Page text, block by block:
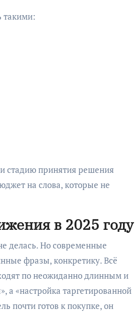
такими:
стадию принятия решения
на слова, которые не
в 2025 году
делась. Но современные
фразы, конкретику. Всё
по неожиданно длинным и
а «настройка таргетированной
почти готов к покупке, он